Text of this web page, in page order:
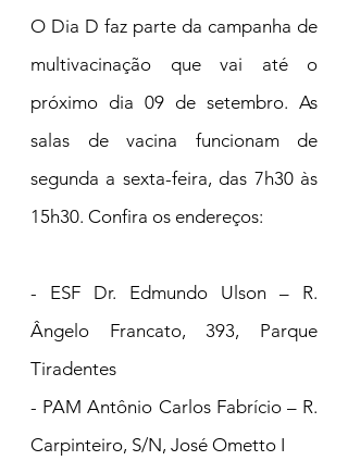
O Dia D faz parte da campanha de
multivacinação que vai até o
próximo dia 09 de setembro. As
salas de vacina funcionam de
segunda a sexta-feira, das 7h30 às
15h30. Confira os endereços:
- ESF Dr. Edmundo Ulson – R.
Ângelo Francato, 393, Parque
Tiradentes
- PAM Antônio Carlos Fabrício – R.
Carpinteiro, S/N, José Ometto I